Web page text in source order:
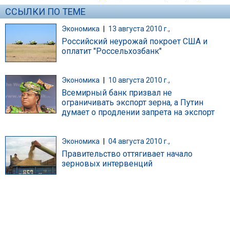
ССЫЛКИ ПО ТЕМЕ
Экономика | 13 августа 2010 г.,
Российский неурожай покроет США и
оплатит "Россельхозбанк"
Экономика 10 августа 2010 г.,
Всемирный банк призвал не
ограничивать экспорт зерна, а Путин
думает о продлении запрета на экспорт
Экономика 04 августа 2010 г.,
Правительство оттягивает начало
зерновых интервенций